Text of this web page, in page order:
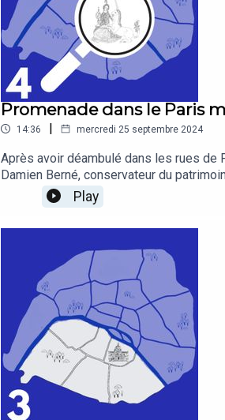
Promenade dans le Paris
14:36 | mercredi 25 septembre 2024
Après avoir déambulé dans les rues de
Damien Berné, conservateur du
au musée?", retour sur le travail des
musée?" est un podcast du musée de
https://shows.acast.com/on-se-
Play